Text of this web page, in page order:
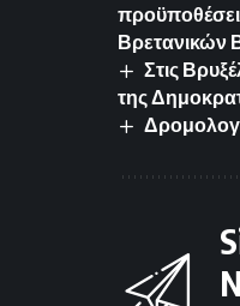
Βρετανικών
Στις
της